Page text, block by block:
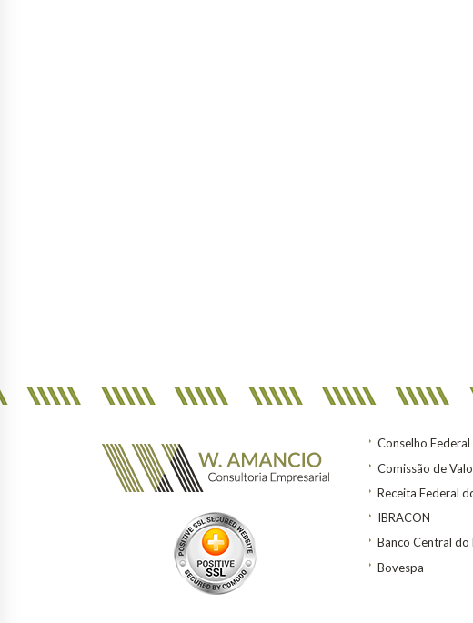
Conselho
Comissão de
Receita Federal
IBRACON
Banco Central do
Bovespa